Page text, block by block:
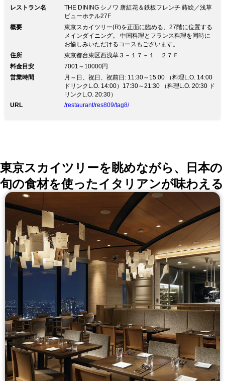
レストラン名
THE DINING シノワ 唐紅花＆鉄板フレンチ 蒔絵／浅草
ビューホテル27F
概要
東京スカイツリー(R)を正面に臨める、27階に位置する
メインダイニング。 中国料理とフランス料理を同時に
お愉しみいただけるコースもございます。
住所
東京都台東区西浅草３－１７－１ ２７Ｆ
料金目安
7001～10000円
営業時間
月～日、祝日、祝前日: 11:30～15:00 （料理L.O. 14:00
ドリンクL.O. 14:00）17:30～21:30 （料理L.O. 20:30 ド
リンクL.O. 20:30）
URL
/restaurant/res809/tag8/
東京スカイツリーを眺めながら、日本の
旬の食材を使ったイタリアンが味わえる